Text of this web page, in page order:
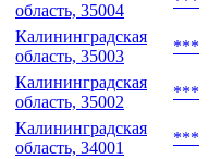
область, 35004
Калининградская
область, 35003
***
Калининградская
область, 35002
***
Калининградская
область, 34001
***